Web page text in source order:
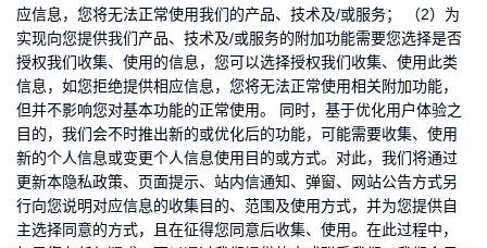
应信息，您将无法正常使用我们的产品、技术及/或服务； （2）为
实现向您提供我们产品、技术及/或服务的附加功能需要您选择是否
授权我们收集、使用的信息，您可以选择授权我们收集、使用此类
信息，如您拒绝提供相应信息，您将无法正常使用相关附加功能，
但并不影响您对基本功能的正常使用。 同时，基于优化用户体验之
目的，我们会不时推出新的或优化后的功能，可能需要收集、使用
新的个人信息或变更个人信息使用目的或方式。对此，我们将通过
更新本隐私政策、页面提示、站内信通知、弹窗、网站公告方式另
行向您说明对应信息的收集目的、范围及使用方式，并为您提供自
主选择同意的方式，且在征得您同意后收集、使用。在此过程中，